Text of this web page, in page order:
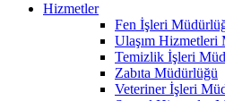
Hizmetler
Fen İşleri
Ulaşım Hizmetleri
Temizlik İşleri
Zabıta Müdürlüğü
Veteriner İşleri